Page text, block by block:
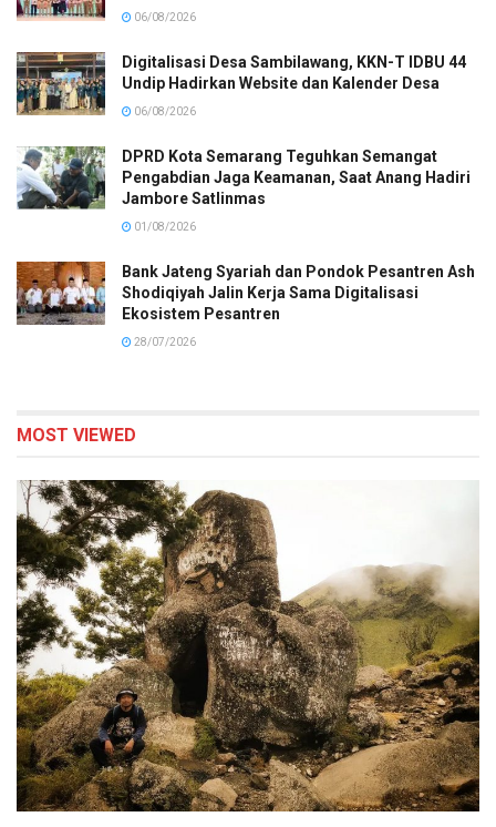
06/08/2026
Digitalisasi Desa Sambilawang, KKN-T IDBU 44
Undip Hadirkan Website dan Kalender Desa
06/08/2026
DPRD Kota Semarang Teguhkan Semangat
Pengabdian Jaga Keamanan, Saat Anang Hadiri
Jambore Satlinmas
01/08/2026
Bank Jateng Syariah dan Pondok Pesantren Ash
Shodiqiyah Jalin Kerja Sama Digitalisasi
Ekosistem Pesantren
28/07/2026
MOST VIEWED